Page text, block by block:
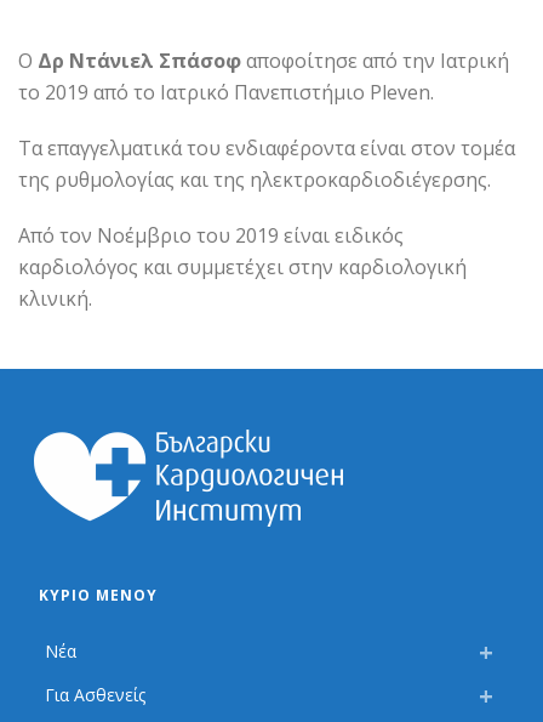
Ο Δρ Ντάνιελ Σπάσοφαποφοίτησε από την Ιατρική
το 2019 από το Ιατρικό Πανεπιστήμιο Pleven.
Τα επαγγελματικά του ενδιαφέροντα είναι στον τομέα
της ρυθμολογίας και της ηλεκτροκαρδιοδιέγερσης.
Από τον Νοέμβριο του 2019 είναι ειδικός
καρδιολόγος και συμμετέχει στην καρδιολογική
κλινική.
ΚΎΡΙΟ ΜΕΝΟΎ
Νέα
Για Ασθενείς